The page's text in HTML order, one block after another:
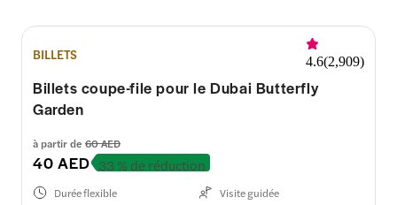
BILLETS 4.6(2,909)
Billets coupe-file pour le Dubai Butterfly
Garden
à partir de 60 AED
40 AED 33 % de réduction
Durée flexible Visite guidée